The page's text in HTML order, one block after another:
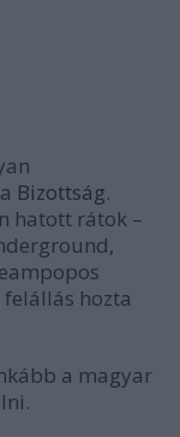
Bizottság.
hatott rátok –
hozta
a magyar